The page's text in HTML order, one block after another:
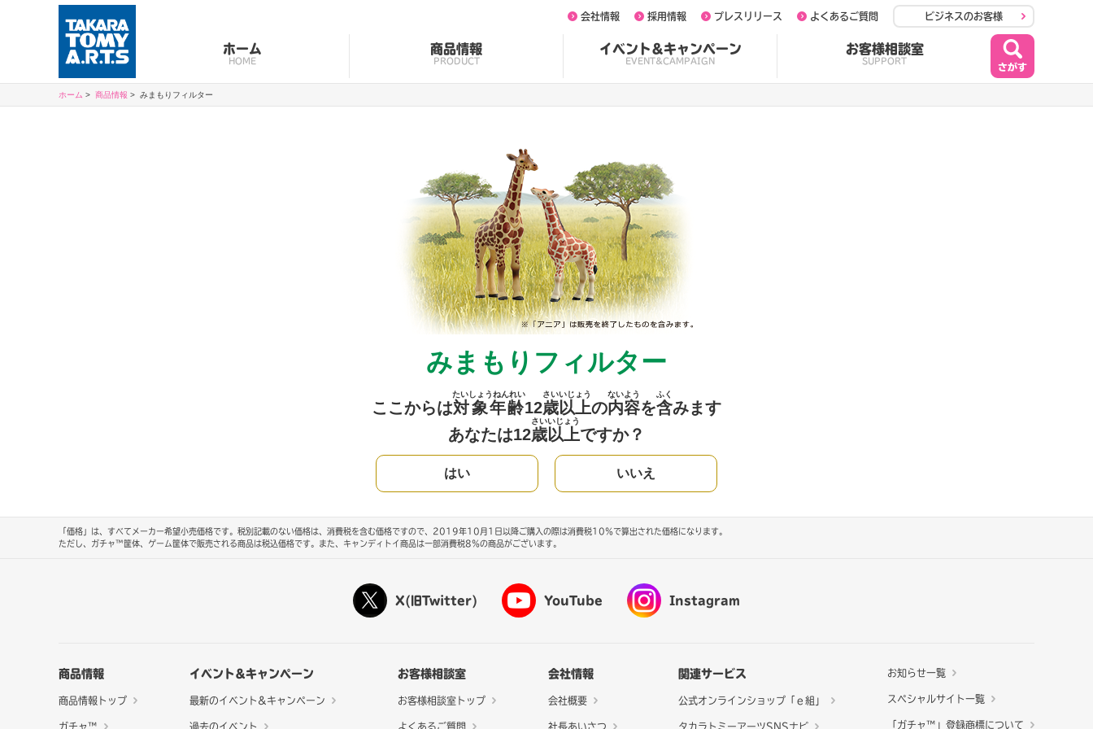
ホーム
HOME
商品情報
PRODUCT
イベント&キャンペーン
EVENT&CAMPAIGN
お客様相談室
SUPPORT
会社情報 採用情報 プレスリリース よくあるご質問 ビジネスのお客様
ホーム 商品情報 みまもりフィルター
みまもりフィルター
ここからは対象年齢
たいしょうねんれい
12歳
さい
以上
いじょう
の内容
ないよう
を含
ふく
みます
あなたは12歳
さい
以上
いじょう
ですか？
はい いいえ
「価格」は、すべてメーカー希望小売価格です。税別記載のない価格は、消費税を含む価格ですので、2019年10月1日以降ご購入の際は消費税10％で算出された価格になります。
ただし、ガチャ™筐体、ゲーム筐体で販売される商品は税込価格です。また、キャンディトイ商品は一部消費税8％の商品がございます。
X(旧Twitter) YouTube Instagram
商品情報
商品情報トップ
ガチャ™
イベント&キャンペーン
最新のイベント&キャンペーン
過去のイベント
お客様相談室
お客様相談室トップ
よくあるご質問
会社情報
会社概要
社長あいさつ
関連サービス
公式オンラインショップ「ｅ組」
タカラトミーアーツSNSナビ
お知らせ一覧
スペシャルサイト一覧
「ガチャ™」登録商標について